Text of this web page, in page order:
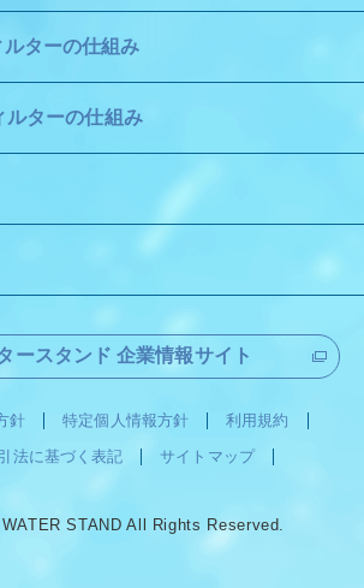
ターの仕組み
ルターの仕組み
ースタンド 企業情報サイト
針 特定個人情報方針
利用規約
法に基づく表記
サイトマップ
STAND All Rights Reserved.